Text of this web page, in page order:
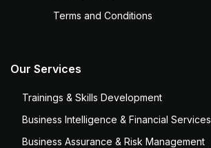
Terms and Conditions
Our Services
Trainings & Skills Development
Business Intelligence & Financial Services
Business Assurance & Risk Management